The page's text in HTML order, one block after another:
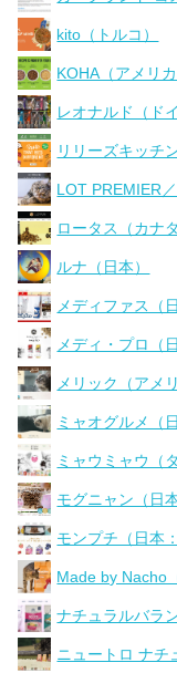
kito（トルコ）
KOHA（アメリカ
レオナルド（ド
リリーズキッチ
LOT PREMIER
ロータス（カナダ
ルナ（日本）
メディファス（
メディ・プロ（
メリック（アメ
ミャオグルメ（
ミャウミャウ（
モグニャン（日
モンプチ（日本
Made by Nacho
ナチュラルバラ
ニュートロ ナチ